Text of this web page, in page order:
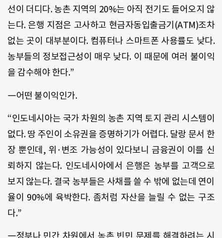
선이 더디다. 농촌 지역의 20%는 아직 전기도 들어오지 않
는다. 은행 지점은 고사하고 현금자동입출금기(ATM)조차
없는 곳이 대부분이다. 컴퓨터나 스마트폰 사용률도 낮다.
농부들의 정보접근성이 매우 낮다. 이 때문에 여러 불이익
을 감수해야 한다.”
―어떤 불이익인가.
“인도네시아는 국가 차원의 농촌 지역 토지 관리 시스템이
없다. 땅 주인이 소유권을 증명하기가 어렵다. 달랑 문서 한
장 뿐인데, 위·변조 가능성이 있다보니 금융권이 이를 신
뢰하지 않는다. 인도네시아에서 은행은 농부를 고객으로
보지 않는다. 결국 농부들은 사채를 쓸 수 밖에 없는데 연이
율이 90%에 육박한다. 좀처럼 자산을 늘릴 수 없는 구조
다.”